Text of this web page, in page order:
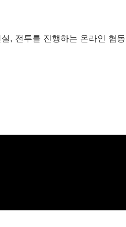
, 전투를 진행하는 온라인 협